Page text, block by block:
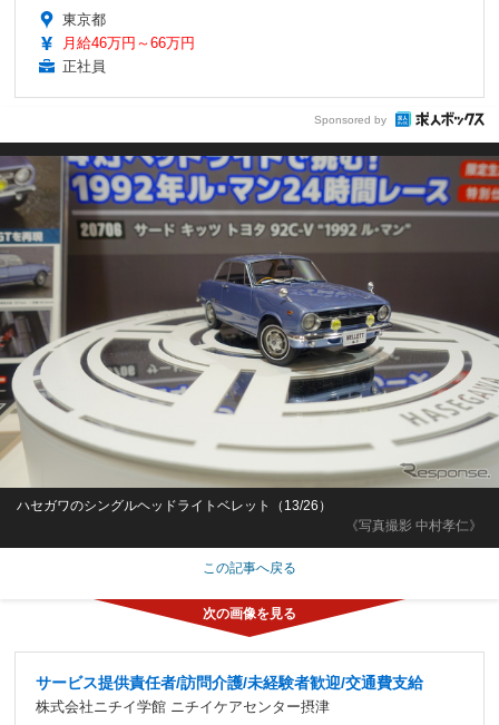
東京都
月給46万円～66万円
正社員
Sponsored by
《写真撮影 中村孝仁》
ハセガワのシングルヘッドライトベレット（13/26）
この記事へ戻る
サービス提供責任者/訪問介護/未経験者歓迎/交通費支給
株式会社ニチイ学館 ニチイケアセンター摂津